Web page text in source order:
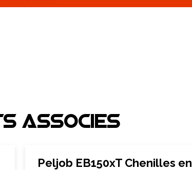
associEs
Peljob EB150xT Chenilles en